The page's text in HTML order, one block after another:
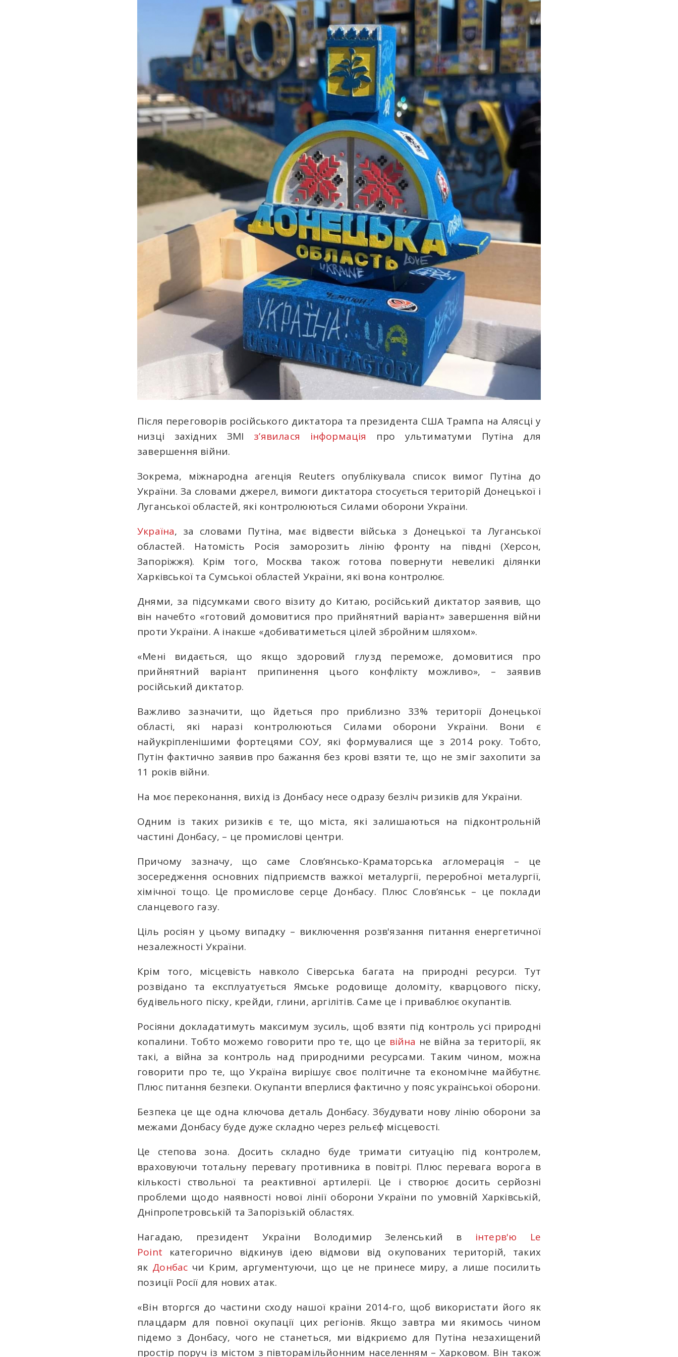
Після переговорів російського диктатора та президента США Трампа на Алясці у
низці західних ЗМІ з’явилася інформація
про ультиматуми Путіна для
завершення війни.
Зокрема, міжнародна агенція Reuters опублікувала список вимог Путіна до
України. За словами джерел, вимоги диктатора стосується територій Донецької і
Луганської областей, які контролюються Силами оборони України.
Україна, за словами Путіна, має відвести війська з Донецької та Луганської
областей. Натомість Росія заморозить лінію фронту на півдні (Херсон,
Запоріжжя). Крім того, Москва також готова повернути невеликі ділянки
Харківської та Сумської областей України, які вона контролює.
Днями, за підсумками свого візиту до Китаю, російський диктатор заявив, що
він начебто «готовий домовитися про прийнятний варіант» завершення війни
проти України. А інакше «добиватиметься цілей збройним шляхом».
«Мені видається, що якщо здоровий глузд переможе, домовитися про
прийнятний варіант припинення цього конфлікту можливо», – заявив
російський диктатор.
Важливо зазначити, що йдеться про приблизно 33% території Донецької
області, які наразі контролюються Силами оборони України. Вони є
найукріпленішими фортецями СОУ, які формувалися ще з 2014 року. Тобто,
Путін фактично заявив про бажання без крові взяти те, що не зміг захопити за
11 років війни.
На моє переконання, вихід із Донбасу несе одразу безліч ризиків для України.
Одним із таких ризиків є те, що міста, які залишаються на підконтрольній
частині Донбасу, – це промислові центри.
Причому зазначу, що саме Слов’янсько-Краматорська агломерація – це
зосередження основних підприємств важкої металургії, переробної металургії,
хімічної тощо. Це промислове серце Донбасу. Плюс Слов’янськ – це поклади
сланцевого газу.
Ціль росіян у цьому випадку – виключення розв'язання питання енергетичної
незалежності України.
Крім того, місцевість навколо Сіверська багата на природні ресурси. Тут
розвідано та експлуатується Ямське родовище доломіту, кварцового піску,
будівельного піску, крейди, глини, аргілітів. Саме це і приваблює окупантів.
Росіяни докладатимуть максимум зусиль, щоб взяти під контроль усі природні
копалини. Тобто можемо говорити про те, що це війна не війна за території, як
такі, а війна за контроль над природними ресурсами. Таким чином, можна
говорити про те, що Україна вирішує своє політичне та економічне майбутнє.
Плюс питання безпеки. Окупанти вперлися фактично у пояс української оборони.
Безпека це ще одна ключова деталь Донбасу. Збудувати нову лінію оборони за
межами Донбасу буде дуже складно через рельєф місцевості.
Це степова зона. Досить складно буде тримати ситуацію під контролем,
враховуючи тотальну перевагу противника в повітрі. Плюс перевага ворога в
кількості ствольної та реактивної артилерії. Це і створює досить серйозні
проблеми щодо наявності нової лінії оборони України по умовній Харківській,
Дніпропетровській та Запорізькій областях.
Нагадаю, президент України Володимир Зеленський в інтерв'ю Le
Point категорично відкинув ідею відмови від окупованих територій, таких
як Донбас чи Крим, аргументуючи, що це не принесе миру, а лише посилить
позиції Росії для нових атак.
«Він вторгся до частини сходу нашої країни 2014-го, щоб використати його як
плацдарм для повної окупації цих регіонів. Якщо завтра ми якимось чином
підемо з Донбасу, чого не станеться, ми відкриємо для Путіна незахищений
простір поруч із містом з півторамільйонним населенням – Харковом. Він також